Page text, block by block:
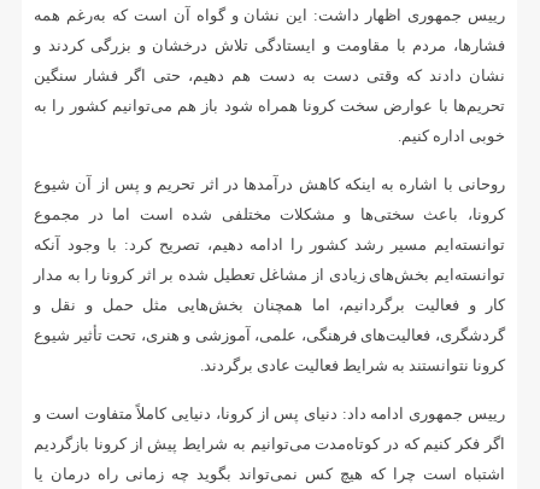
رییس جمهوری اظهار داشت: این نشان و گواه آن است که به‌رغم همه
فشارها، مردم با مقاومت و ایستادگی تلاش درخشان و بزرگی کردند و
نشان دادند که وقتی دست به دست هم دهیم، حتی اگر فشار سنگین
تحریم‌ها با عوارض سخت کرونا همراه شود باز هم می‌توانیم کشور را به
خوبی اداره کنیم.
روحانی با اشاره به اینکه کاهش درآمدها در اثر تحریم و پس از آن شیوع
کرونا، باعث سختی‌ها و مشکلات مختلفی شده است اما در مجموع
توانسته‌ایم مسیر رشد کشور را ادامه دهیم، تصریح کرد: با وجود آنکه
توانسته‌ایم بخش‌های زیادی از مشاغل تعطیل شده بر اثر کرونا را به مدار
کار و فعالیت برگردانیم، اما همچنان بخش‌هایی مثل حمل و نقل و
گردشگری، فعالیت‌های فرهنگی، علمی، آموزشی و هنری، تحت تأثیر شیوع
کرونا نتوانستند به شرایط فعالیت عادی برگردند.
رییس جمهوری ادامه داد: دنیای پس از کرونا، دنیایی کاملاً متفاوت است و
اگر فکر کنیم که در کوتاه‌مدت می‌توانیم به شرایط پیش از کرونا بازگردیم
اشتباه است چرا که هیچ کس نمی‌تواند بگوید چه زمانی راه درمان یا